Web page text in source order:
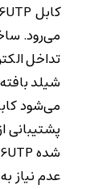
می‌رود.
شیلد
عدم نیاز